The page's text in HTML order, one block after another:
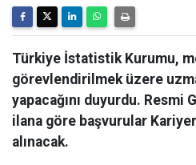
Türkiye İstatistik Kurumu,
görevlendirilmek üzere
yapacağını duyurdu. Resmi
ilana göre başvurular
alınacak.